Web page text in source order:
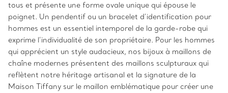
tous et présente une forme ovale unique qui épouse le
poignet. Un pendentif ou un bracelet d’identification pour
hommes est un essentiel intemporel de la garde-robe qui
exprime l’individualité de son propriétaire. Pour les hommes
qui apprécient un style audacieux, nos bijoux à maillons de
chaîne modernes présentent des maillons sculpturaux qui
reflètent notre héritage artisanal et la signature de la
Maison Tiffany sur le maillon emblématique pour créer une